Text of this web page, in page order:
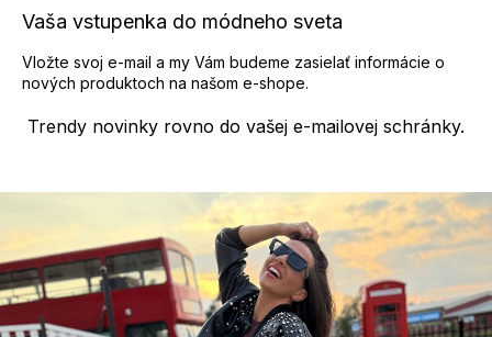
v
p
i
u
Trendy novinky rovno do vašej e-mailovej schránky.
Vaša vstupenka do módneho sveta
Vložte svoj e-mail a my Vám budeme zasielať informácie o
nových produktoch na našom e-shope.